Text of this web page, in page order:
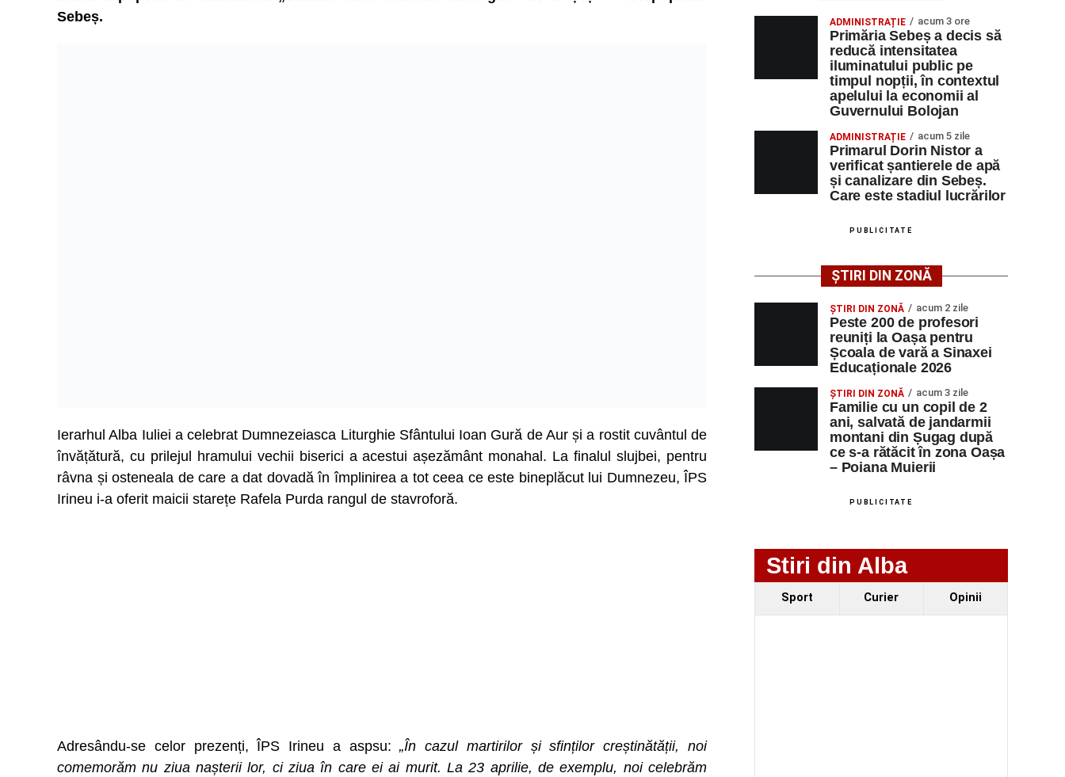
Sebeș.
Ierarhul Alba Iuliei a celebrat Dumnezeiasca Liturghie Sfântului Ioan Gură de Aur și a rostit cuvântul de
învățătură, cu prilejul hramului vechii biserici a acestui așezământ monahal. La finalul slujbei, pentru
râvna și osteneala de care a dat dovadă în împlinirea a tot ceea ce este bineplăcut lui Dumnezeu, ÎPS
Irineu i-a oferit maicii starețe Rafela Purda rangul de stavroforă.
Adresându-se celor prezenți, ÎPS Irineu a aspsu:„În cazul martirilor și sfinților creștinătății, noi
comemorăm nu ziua nașterii lor, ci ziua în care ei ai murit. La 23 aprilie, de exemplu, noi celebrăm
ADMINISTRAȚIE acum 3 ore
Primăria Sebeș a decis să
reducă intensitatea
iluminatului public pe
timpul nopții, în contextul
apelului la economii al
Guvernului Bolojan
ADMINISTRAȚIE acum 5 zile
Primarul Dorin Nistor a
verificat șantierele de apă
și canalizare din Sebeș.
Care este stadiul lucrărilor
PUBLICITATE
ȘTIRI DIN ZONĂ
ȘTIRI DIN ZONĂ acum 2 zile
Peste 200 de profesori
reuniți la Oașa pentru
Școala de vară a Sinaxei
Educaționale 2026
ȘTIRI DIN ZONĂ acum 3 zile
Familie cu un copil de 2
ani, salvată de jandarmii
montani din Șugag după
ce s-a rătăcit în zona Oașa
– Poiana Muierii
PUBLICITATE
Stiri din Alba
Sport Curier Opinii